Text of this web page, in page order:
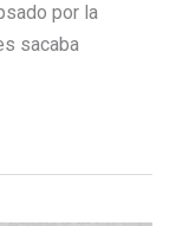
por la
sacaba